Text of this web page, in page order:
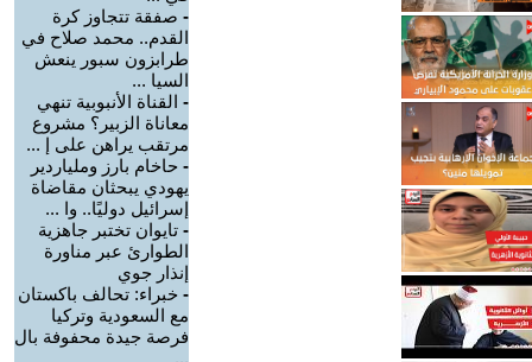
- صفقة تتجاوز كرة
القدم.. محمد صلاح في
طرابزون سبور ينعش
السيا ...
- القناة الأنبوبية تنهي
معاناة الزبير؟ مشروع
مرتقب يراهن على إ ...
- حاخام بارز وملياردير
يهودي يبحثان مقاضاة
إسرائيل دوليًا.. وا ...
- تايوان تختبر جاهزية
الطوارئ عبر مناورة
إنذار جوي
- خبراء: تحالف باكستان
مع السعودية وتركيا
فرصة جيدة محفوفة بال
...